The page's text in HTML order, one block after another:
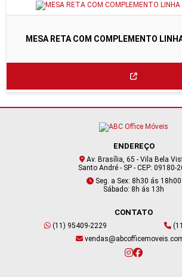
MESA RETA COM COMPLEMENTO
ENDEREÇO
Av. Brasília, 65 - Vila Bela
Santo André - SP - CEP: 09180-
Seg. a Sex: 8h30 ás 18h00
Sábado: 8h ás 13h
CONTATO
(11) 95409-2229